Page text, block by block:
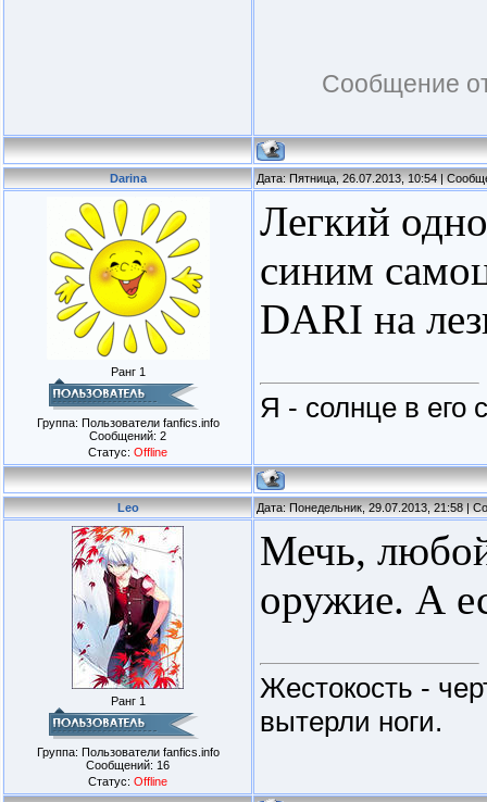
Сообщение
Darina Дата: Пятница, 26.07.2013, 10:54 |
Ранг 1
Группа: Пользователи fanfics.info
Сообщений: 2
Статус: Offline
Легкий
синим
DARI на
Я - солнце в его
Lеo Дата: Понедельник, 29.07.2013, 21:58 |
Ранг 1
Группа: Пользователи fanfics.info
Сообщений: 16
Статус: Offline
Мечь,
оружие. А
Жестокость -
вытерли ноги.